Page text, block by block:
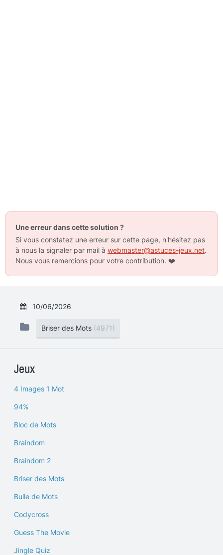
Une erreur dans cette solution ?
Si vous constatez une erreur sur cette page, n'hésitez pas
à nous la signaler par mail à webmaster@astuces-jeux.net.
Nous vous remercions pour votre contribution. ❤️
10/06/2026
Briser des Mots (4971)
Jeux
4 Images 1 Mot
94%
Bloc de Mots
Braindom
Braindom 2
Briser des Mots
Bulle de Mots
Codycross
Guess The Movie
Jingle Quiz